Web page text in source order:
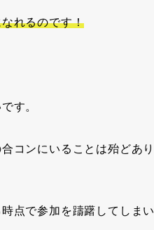
れるのです！
す。
コンにいることは殆どあり
点で参加を躊躇してしまい